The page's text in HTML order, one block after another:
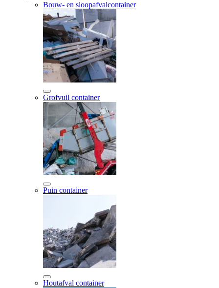
Bouw- en sloopafvalcontainer
Grofvuil container
Puin container
Houtafval container